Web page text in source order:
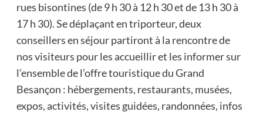
rues bisontines (de 9 h 30 à 12 h 30 et de 13 h 30 à
17 h 30). Se déplaçant en triporteur, deux
conseillers en séjour partiront à la rencontre de
nos visiteurs pour les accueillir et les informer sur
l’ensemble de l’offre touristique du Grand
Besançon : hébergements, restaurants, musées,
expos, activités, visites guidées, randonnées, infos